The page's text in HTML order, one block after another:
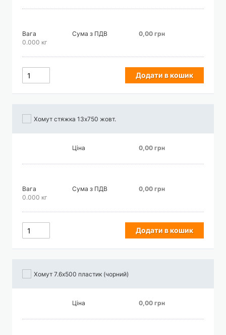
Вага
0.000 кг
Сума з ПДВ 0,00 грн
Додати в кошик
Хомут стяжка 13х750 жовт.
Ціна 0,00 грн
Вага
0.000 кг
Сума з ПДВ 0,00 грн
Додати в кошик
Хомут 7.6х500 пластик (чорний)
Ціна 0,00 грн